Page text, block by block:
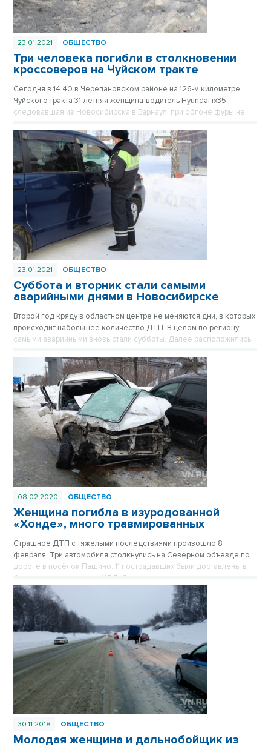
23.01.2021 ОБЩЕСТВО
Три человека погибли в столкновении
кроссоверов на Чуйском тракте
Сегодня в 14.40 в Черепановском районе на 126-м километре
Чуйского тракта 31-летняя женщина-водитель Hyundai ix35,
следовавшая из Новосибирска в Барнаул, при обгоне фуры не
успела закончить манёвр.
23.01.2021 ОБЩЕСТВО
Суббота и вторник стали самыми
аварийными днями в Новосибирске
Второй год кряду в областном центре не меняются дни, в которых
происходит набольшее количество ДТП. В целом по региону
самыми аварийными вновь стали субботы. Далее расположились
08.02.2020 ОБЩЕСТВО
Женщина погибла в изуродованной
«Хонде», много травмированных
Страшное ДТП с тяжелыми последствиями произошло 8
февраля. Три автомобиля столкнулись на Северном объезде по
дороге в посёлок Пашино. 11 пострадавших были доставлены в
больницу - информация МВД. Сильнее всего пострадал
кроссовер "Honda CR-V" – одна из пассажирок машины погибла
на месте. Позже в больнице скончался и водитель кроссовера.
30.11.2018 ОБЩЕСТВО
Молодая женщина и дальнобойщик из